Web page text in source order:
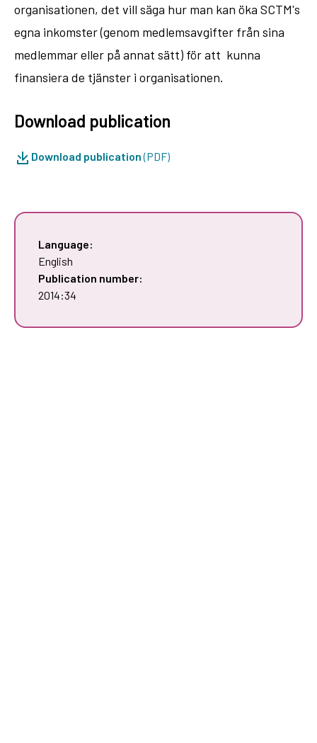
organisationen, det vill säga hur man kan öka SCTM's
egna inkomster (genom medlemsavgifter från sina
medlemmar eller på annat sätt) för att kunna
finansiera de tjänster i organisationen.
Download publication
Download publication(PDF)
Language:
English
Publication number:
2014:34